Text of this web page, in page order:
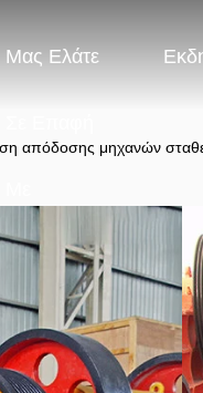
Μας Ελάτε
απόδοσης μηχανών